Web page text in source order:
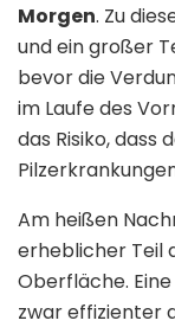
Morgen. Zu
und ein großer
bevor die
im Laufe des
das Risiko,
Am heißen
erheblicher Teil
Oberfläche.
zwar effizienter